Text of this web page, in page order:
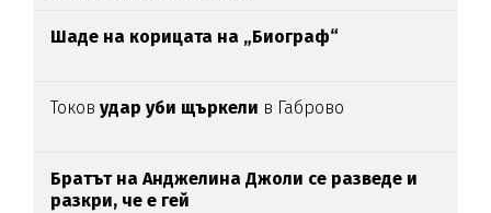
Шаде на корицата на „Биограф“
Токовудар уби щъркели в Габрово
Братът на Анджелина Джоли се разведе и
разкри, че е гей